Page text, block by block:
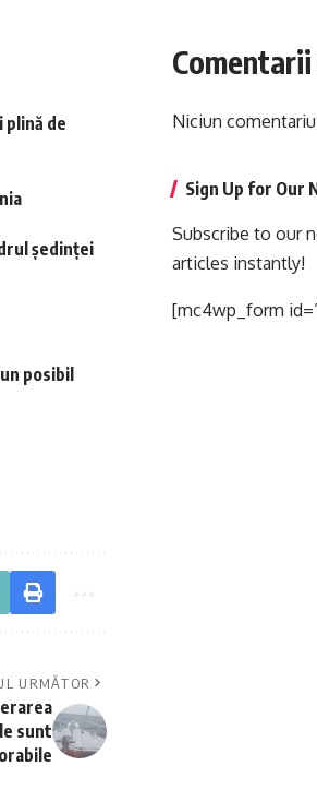
de
ședinței
posibil
URMĂTOR
sunt
Niciun
Sign Up for Our
Subscribe to our
articles instantly!
[mc4wp_form